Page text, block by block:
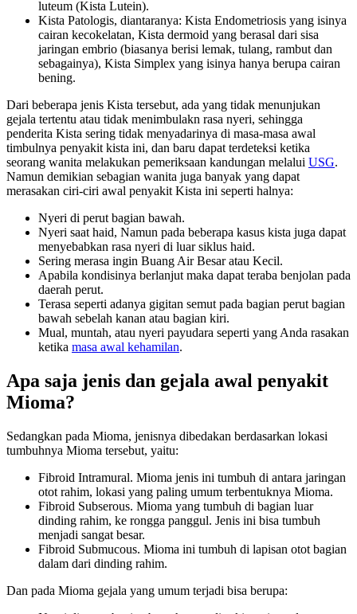
luteum (Kista Lutein).
Kista Patologis, diantaranya: Kista Endometriosis yang isinya
cairan kecokelatan, Kista dermoid yang berasal dari sisa
jaringan embrio (biasanya berisi lemak, tulang, rambut dan
sebagainya), Kista Simplex yang isinya hanya berupa cairan
bening.
Dari beberapa jenis Kista tersebut, ada yang tidak menunjukan
gejala tertentu atau tidak menimbulakn rasa nyeri, sehingga
penderita Kista sering tidak menyadarinya di masa-masa awal
timbulnya penyakit kista ini, dan baru dapat terdeteksi ketika
seorang wanita melakukan pemeriksaan kandungan melalui USG.
Namun demikian sebagian wanita juga banyak yang dapat
merasakan ciri-ciri awal penyakit Kista ini seperti halnya:
Nyeri di perut bagian bawah.
Nyeri saat haid, Namun pada beberapa kasus kista juga dapat
menyebabkan rasa nyeri di luar siklus haid.
Sering merasa ingin Buang Air Besar atau Kecil.
Apabila kondisinya berlanjut maka dapat teraba benjolan pada
daerah perut.
Terasa seperti adanya gigitan semut pada bagian perut bagian
bawah sebelah kanan atau bagian kiri.
Mual, muntah, atau nyeri payudara seperti yang Anda rasakan
ketika masa awal kehamilan.
Apa saja jenis dan gejala awal penyakit
Mioma?
Sedangkan pada Mioma, jenisnya dibedakan berdasarkan lokasi
tumbuhnya Mioma tersebut, yaitu:
Fibroid Intramural. Mioma jenis ini tumbuh di antara jaringan
otot rahim, lokasi yang paling umum terbentuknya Mioma.
Fibroid Subserous. Mioma yang tumbuh di bagian luar
dinding rahim, ke rongga panggul. Jenis ini bisa tumbuh
menjadi sangat besar.
Fibroid Submucous. Mioma ini tumbuh di lapisan otot bagian
dalam dari dinding rahim.
Dan pada Mioma gejala yang umum terjadi bisa berupa: